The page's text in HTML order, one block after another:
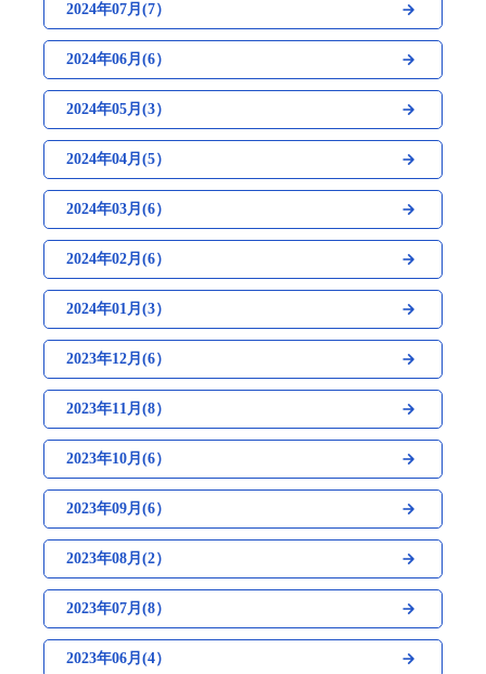
2024年07月(7）
2024年06月(6）
2024年05月(3）
2024年04月(5）
2024年03月(6）
2024年02月(6）
2024年01月(3）
2023年12月(6）
2023年11月(8）
2023年10月(6）
2023年09月(6）
2023年08月(2）
2023年07月(8）
2023年06月(4）